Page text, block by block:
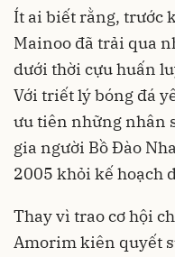
Ít ai biết rằng, trước
Mainoo đã trải qua
dưới thời cựu huấn
Với triết lý bóng đá
ưu tiên những nhân
gia người Bồ Đào
2005 khỏi kế hoạch
Thay vì trao cơ hội
Amorim kiên quyết